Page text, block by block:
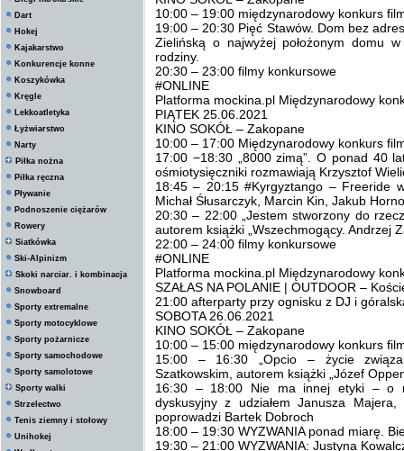
Dart
Hokej
Kajakarstwo
Konkurencje konne
Koszykówka
Kręgle
Lekkoatletyka
Łyżwiarstwo
Narty
Piłka nożna
Piłka ręczna
Pływanie
Podnoszenie ciężarów
Rowery
Siatkówka
Ski-Alpinizm
Skoki narciar. i kombinacja
Snowboard
Sporty extremalne
Sporty motocyklowe
Sporty pożarnicze
Sporty samochodowe
Sporty samolotowe
Sporty walki
Strzelectwo
Tenis ziemny i stołowy
Unihokej
10:00 – 19:00 międzynarodowy konkurs
19:00 – 20:30 Pięć Stawów. Dom bez
Zielińską o najwyżej położonym domu
rodziny.
20:30 – 23:00 filmy konkursowe
#ONLINE
Platforma mockina.pl Międzynarodowy
PIĄTEK 25.06.2021
KINO SOKÓŁ – Zakopane
10:00 – 17:00 Międzynarodowy konkurs
17:00 −18:30 „8000 zimą”. O ponad 40
ośmiotysięczniki rozmawiają Krzysztof
18:45 – 20:15 #Kyrgyztango – Freeride
Michał Śłusarczyk, Marcin Kin, Jakub
20:30 – 22:00 „Jestem stworzony do
autorem książki „Wszechmogący. Andrzej
22:00 – 24:00 filmy konkursowe
#ONLINE
Platforma mockina.pl Międzynarodowy
SZAŁAS NA POLANIE | OUTDOOR –
21:00 afterparty przy ognisku z DJ i
SOBOTA 26.06.2021
KINO SOKÓŁ – Zakopane
10:00 – 15:00 międzynarodowy konkurs
15:00 – 16:30 „Opcio – życie
Szatkowskim, autorem książki „Józef
16:30 – 18:00 Nie ma innej etyki – o
dyskusyjny z udziałem Janusza
poprowadzi Bartek Dobroch
18:00 – 19:30 WYZWANIA ponad miarę.
19:30 – 21:00 WYZWANIA: Justyna